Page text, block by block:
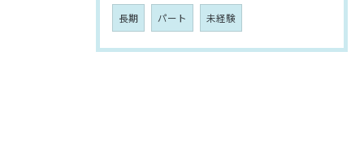
長期 パート 未経験